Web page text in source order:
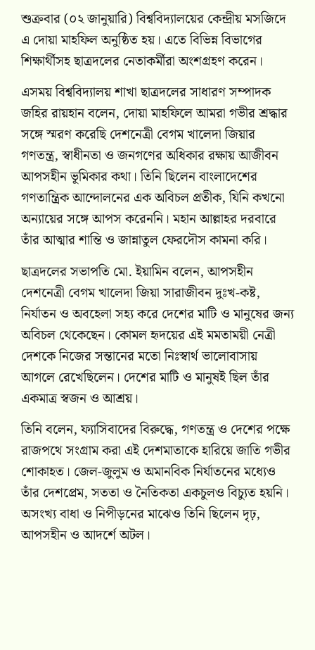
শুক্রবার (০২ জানুয়ারি) বিশ্ববিদ্যালয়ের কেন্দ্রীয় মসজিদে
এ দোয়া মাহফিল অনুষ্ঠিত হয়। এতে বিভিন্ন বিভাগের
শিক্ষার্থীসহ ছাত্রদলের নেতাকর্মীরা অংশগ্রহণ করেন।
এসময় বিশ্ববিদ্যালয় শাখা ছাত্রদলের সাধারণ সম্পাদক
জহির রায়হান বলেন, দোয়া মাহফিলে আমরা গভীর শ্রদ্ধার
সঙ্গে স্মরণ করেছি দেশনেত্রী বেগম খালেদা জিয়ার
গণতন্ত্র, স্বাধীনতা ও জনগণের অধিকার রক্ষায় আজীবন
আপসহীন ভূমিকার কথা। তিনি ছিলেন বাংলাদেশের
গণতান্ত্রিক আন্দোলনের এক অবিচল প্রতীক, যিনি কখনো
অন্যায়ের সঙ্গে আপস করেননি। মহান আল্লাহর দরবারে
তাঁর আত্মার শান্তি ও জান্নাতুল ফেরদৌস কামনা করি।
ছাত্রদলের সভাপতি মো. ইয়ামিন বলেন, আপসহীন
দেশনেত্রী বেগম খালেদা জিয়া সারাজীবন দুঃখ-কষ্ট,
নির্যাতন ও অবহেলা সহ্য করে দেশের মাটি ও মানুষের জন্য
অবিচল থেকেছেন। কোমল হৃদয়ের এই মমতাময়ী নেত্রী
দেশকে নিজের সন্তানের মতো নিঃস্বার্থ ভালোবাসায়
আগলে রেখেছিলেন। দেশের মাটি ও মানুষই ছিল তাঁর
একমাত্র স্বজন ও আশ্রয়।
তিনি বলেন, ফ্যাসিবাদের বিরুদ্ধে, গণতন্ত্র ও দেশের পক্ষে
রাজপথে সংগ্রাম করা এই দেশমাতাকে হারিয়ে জাতি গভীর
শোকাহত। জেল-জুলুম ও অমানবিক নির্যাতনের মধ্যেও
তাঁর দেশপ্রেম, সততা ও নৈতিকতা একচুলও বিচ্যুত হয়নি।
অসংখ্য বাধা ও নিপীড়নের মাঝেও তিনি ছিলেন দৃঢ়,
আপসহীন ও আদর্শে অটল।